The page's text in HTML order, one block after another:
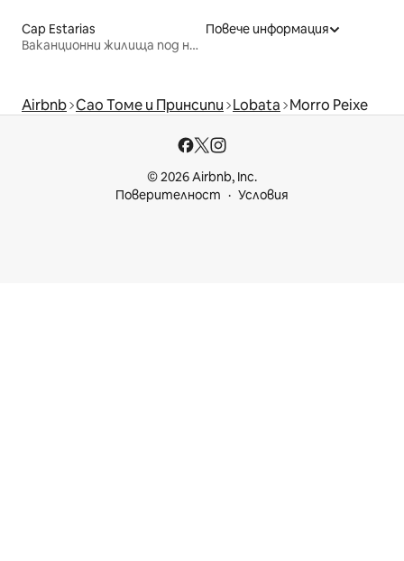
Cap Estarias
Ваканционни жилища под наем
Повече информация
Airbnb Сао Томе и Принсипи Lobata Morro Peixe
© 2026 Airbnb, Inc.
Поверителност
Условия